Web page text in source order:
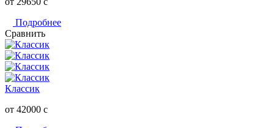
Подробнее
Сравнить
Классик
от 42000 c